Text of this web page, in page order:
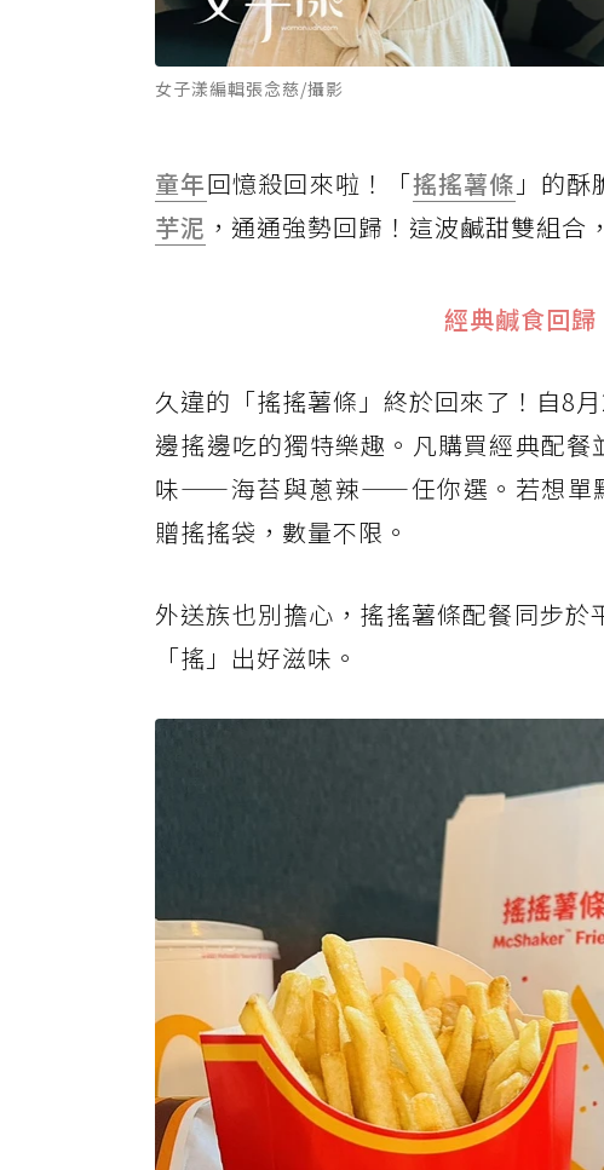
女子漾編輯張念慈/攝影
童年回憶殺回來啦！「搖搖薯條 」的
芋泥 ，通通強勢回歸！這波鹹甜雙組合
經典鹹食回
久違的「搖搖薯條」終於回來了！自8
邊搖邊吃的獨特樂趣。凡購買經典配
味——海苔與蔥辣——任你選。若想單
贈搖搖袋，數量不限。
外送族也別擔心，搖搖薯條配餐同步
「搖」出好滋味。